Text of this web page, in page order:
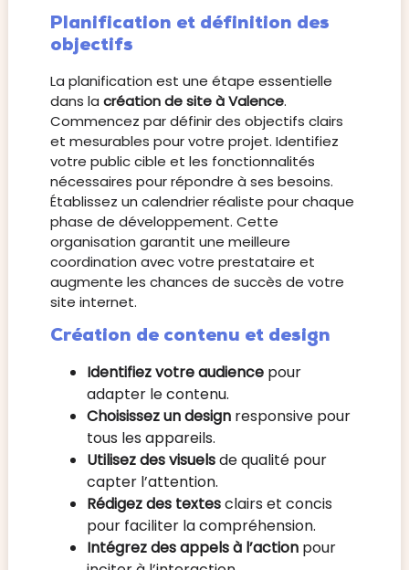
Planification et définition des
objectifs
La planification est une étape essentielle
dans la création de site à Valence.
Commencez par définir des objectifs clairs
et mesurables pour votre projet. Identifiez
votre public cible et les fonctionnalités
nécessaires pour répondre à ses besoins.
Établissez un calendrier réaliste pour chaque
phase de développement. Cette
organisation garantit une meilleure
coordination avec votre prestataire et
augmente les chances de succès de votre
site internet.
Création de contenu et design
Identifiez votre audiencepour
adapter le contenu.
Choisissez un designresponsive pour
tous les appareils.
Utilisez des visuelsde qualité pour
capter l’attention.
Rédigez des textesclairs et concis
pour faciliter la compréhension.
Intégrez des appels à l’actionpour